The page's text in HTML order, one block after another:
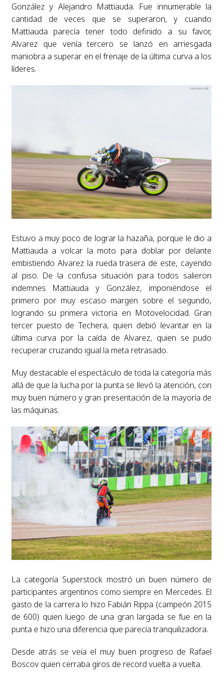
González y Alejandro Mattiauda. Fue innumerable la
cantidad de veces que se superaron, y cuando
Mattiauda parecía tener todo definido a su favor,
Alvarez que venía tercero se lanzó en arriesgada
maniobra a superar en el frenaje de la última curva a los
líderes.
Estuvo a muy poco de lograr la hazaña, porque le dio a
Mattiauda a volcar la moto para doblar por delante
embistiendo Alvarez la rueda trasera de este, cayendo
al piso. De la confusa situación para todos salieron
indemnes Mattiauda y González, imponiéndose el
primero por muy escaso margen sobre el segundo,
logrando su primera victoria en Motovelocidad. Gran
tercer puesto de Techera, quien debió levantar en la
última curva por la caída de Alvarez, quien se pudo
recuperar cruzando igual la meta retrasado.
Muy destacable el espectáculo de toda la categoría más
allá de que la lucha por la punta se llevó la atención, con
muy buen número y gran presentación de la mayoría de
las máquinas.
La categoría Superstock mostró un buen número de
participantes argentinos como siempre en Mercedes. El
gasto de la carrera lo hizo Fabián Rippa (campeón 2015
de 600) quien luego de una gran largada se fue en la
punta e hizo una diferencia que parecía tranquilizadora.
Desde atrás se veía el muy buen progreso de Rafael
Boscov quien cerraba giros de record vuelta a vuelta.